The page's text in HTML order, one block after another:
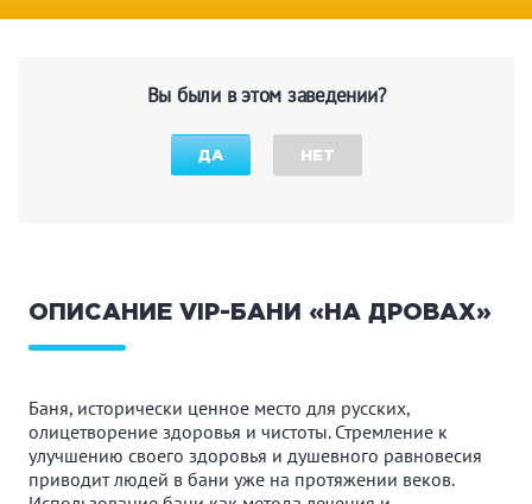
ОПИСАНИЕ VIP-БАНИ «НА ДРОВАХ»
Баня, исторически ценное место для русских,
олицетворение здоровья и чистоты. Стремление к
улучшению своего здоровья и душевного равновесия
приводит людей в бани уже на протяжении веков.
Вы были в этом заведении?
ДА НЕТ